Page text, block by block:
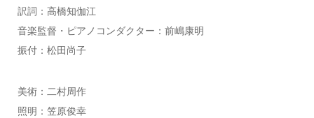
訳詞：高橋知伽江
音楽監督・ピアノコンダクター：前嶋康明
振付：松田尚子
美術：二村周作
照明：笠原俊幸